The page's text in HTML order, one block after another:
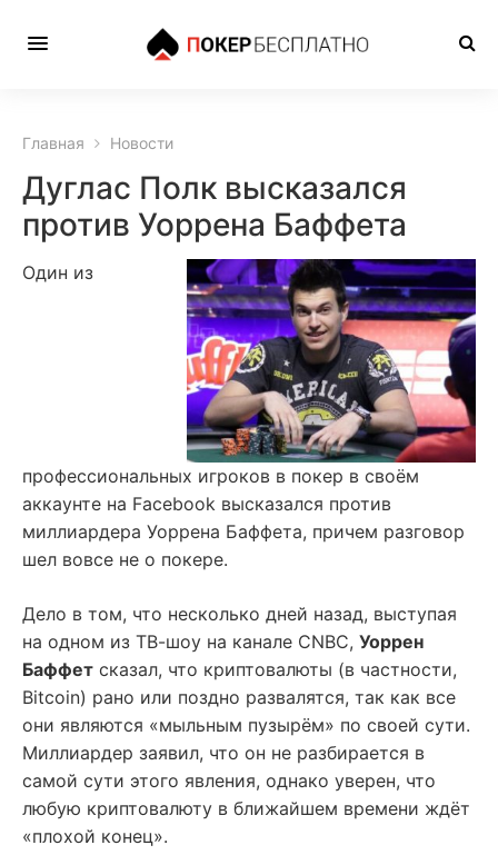
Главная Новости
Дуглас Полк высказался
против Уоррена Баффета
Один из
профессиональных игроков в покер в своём
аккаунте на Facebook высказался против
миллиардера Уоррена Баффета, причем разговор
шел вовсе не о покере.
Дело в том, что несколько дней назад, выступая
на одном из ТВ-шоу на канале CNBC, Уоррен
Баффет сказал, что криптовалюты (в частности,
Bitcoin) рано или поздно развалятся, так как все
они являются «мыльным пузырём» по своей сути.
Миллиардер заявил, что он не разбирается в
самой сути этого явления, однако уверен, что
любую криптовалюту в ближайшем времени ждёт
«плохой конец».